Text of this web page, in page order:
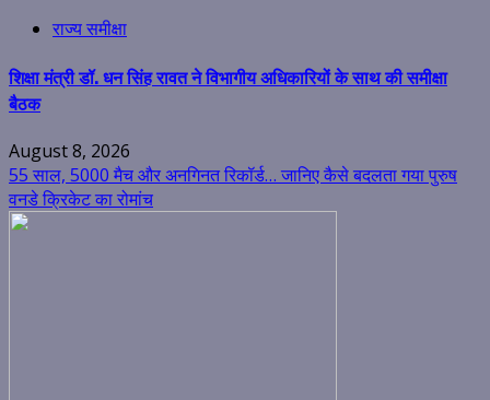
राज्य समीक्षा
शिक्षा मंत्री डॉ. धन सिंह रावत ने विभागीय अधिकारियों के साथ की समीक्षा
बैठक
August 8, 2026
55 साल, 5000 मैच और अनगिनत रिकॉर्ड… जानिए कैसे बदलता गया पुरुष
वनडे क्रिकेट का रोमांच